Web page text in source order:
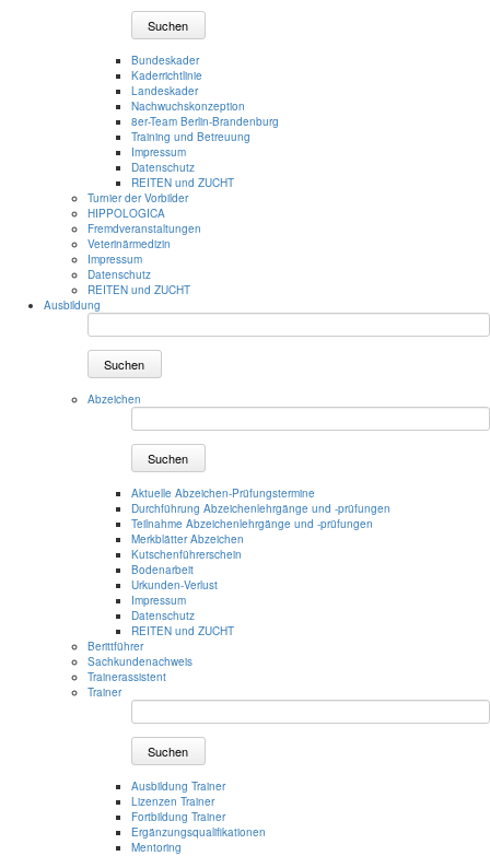
Suchen
Bundeskader
Kaderrichtlinie
Landeskader
Nachwuchskonzeption
8er-Team Berlin-Brandenburg
Training und Betreuung
Impressum
Datenschutz
REITEN und ZUCHT
Turnier der Vorbilder
HIPPOLOGICA
Fremdveranstaltungen
Veterinärmedizin
Impressum
Datenschutz
REITEN und ZUCHT
Ausbildung
Suchen
Abzeichen
Suchen
Aktuelle Abzeichen-Prüfungstermine
Durchführung Abzeichenlehrgänge und -prüfungen
Teilnahme Abzeichenlehrgänge und -prüfungen
Merkblätter Abzeichen
Kutschenführerschein
Bodenarbeit
Urkunden-Verlust
Impressum
Datenschutz
REITEN und ZUCHT
Berittführer
Sachkundenachweis
Trainerassistent
Trainer
Suchen
Ausbildung Trainer
Lizenzen Trainer
Fortbildung Trainer
Ergänzungsqualifikationen
Mentoring